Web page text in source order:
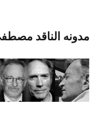
مدونه الناقد